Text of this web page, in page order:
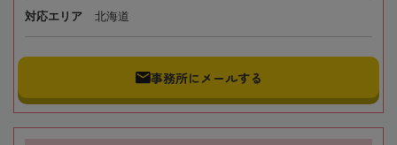
対応エリア 北海道
事務所にメールする